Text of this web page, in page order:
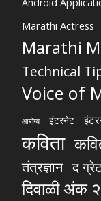
Marathi Actress
Marathi
Technical
Voice of
आरोग्य इंटरनेट
कविता
तंत्रज्ञान द
दिवाळी अंक